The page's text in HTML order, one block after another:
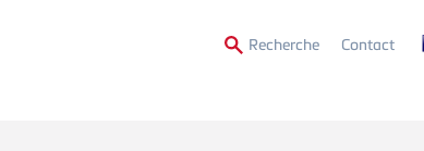
Recherche Contact